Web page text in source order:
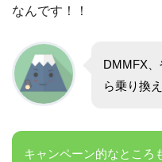
なんです！！
DMMFX
ら乗り換
キャンペーン的なところ